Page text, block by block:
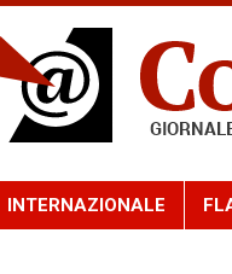
INTERNAZIONALE